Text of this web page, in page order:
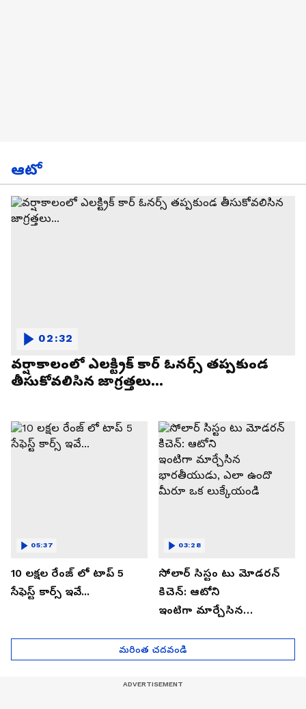
ఆటో
వర్షాకాలంలో ఎలక్ట్రిక్ కార్ ఓనర్స్ తప్పకుండ
తీసుకోవలిసిన జాగ్రత్తలు...
02:32
10 లక్షల రేంజ్ లో టాప్ 5
సేఫెస్ట్ కార్స్ ఇవే...
05:37
సోలార్ సిస్టం టు మోడరన్
కిచెన్: ఆటోని
ఇంటిగా మార్చేసిన
మీరూ ఒక లుక్కేయండి
03:28
మరింత చదవండి